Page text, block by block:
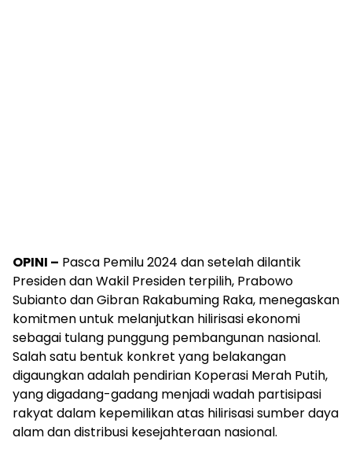
OPINI – Pasca Pemilu 2024 dan setelah dilantik
Presiden dan Wakil Presiden terpilih, Prabowo
Subianto dan Gibran Rakabuming Raka, menegaskan
komitmen untuk melanjutkan hilirisasi ekonomi
sebagai tulang punggung pembangunan nasional.
Salah satu bentuk konkret yang belakangan
digaungkan adalah pendirian Koperasi Merah Putih,
yang digadang-gadang menjadi wadah partisipasi
rakyat dalam kepemilikan atas hilirisasi sumber daya
alam dan distribusi kesejahteraan nasional.